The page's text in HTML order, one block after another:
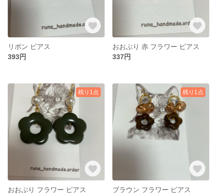
リボン ピアス
393円
おおぶり 赤 フラワー ピアス
337円
残り1点
おおぶり フラワー ピアス
残り1点
ブラウン フラワー ピアス